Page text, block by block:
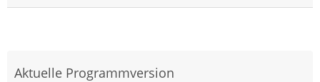
Aktuelle Programmversion